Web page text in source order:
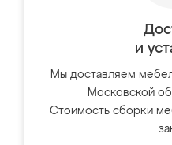
и
Мы доставляем
Московской
Стоимость сборки